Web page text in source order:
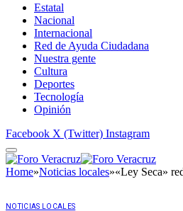
Estatal
Nacional
Internacional
Red de Ayuda Ciudadana
Nuestra gente
Cultura
Deportes
Tecnología
Opinión
Facebook X (Twitter) Instagram
Home»Noticias locales»«Ley Seca»
NOTICIAS LOCALES